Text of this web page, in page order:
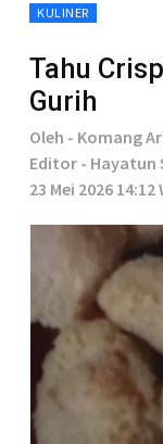
KULINER
Tahu
Gurih
Oleh - Komang
Editor - Hayatun
23 Mei 2026 14:12